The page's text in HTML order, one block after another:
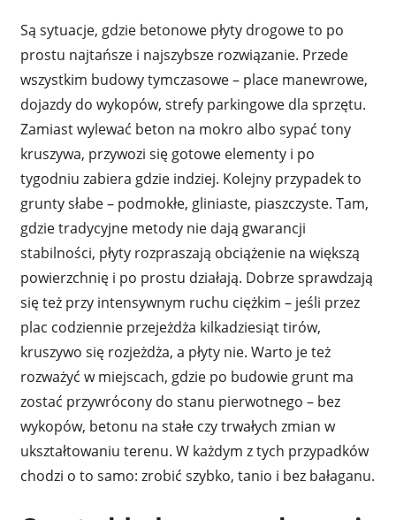
Są sytuacje, gdzie betonowe płyty drogowe to po
prostu najtańsze i najszybsze rozwiązanie. Przede
wszystkim budowy tymczasowe – place manewrowe,
dojazdy do wykopów, strefy parkingowe dla sprzętu.
Zamiast wylewać beton na mokro albo sypać tony
kruszywa, przywozi się gotowe elementy i po
tygodniu zabiera gdzie indziej. Kolejny przypadek to
grunty słabe – podmokłe, gliniaste, piaszczyste. Tam,
gdzie tradycyjne metody nie dają gwarancji
stabilności, płyty rozpraszają obciążenie na większą
powierzchnię i po prostu działają. Dobrze sprawdzają
się też przy intensywnym ruchu ciężkim – jeśli przez
plac codziennie przejeżdża kilkadziesiąt tirów,
kruszywo się rozjeżdża, a płyty nie. Warto je też
rozważyć w miejscach, gdzie po budowie grunt ma
zostać przywrócony do stanu pierwotnego – bez
wykopów, betonu na stałe czy trwałych zmian w
ukształtowaniu terenu. W każdym z tych przypadków
chodzi o to samo: zrobić szybko, tanio i bez bałaganu.